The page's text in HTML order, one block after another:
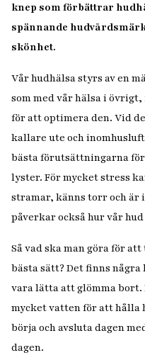
knep som förbättrar
spännande
skönhet.
Vår hudhälsa styrs av en
som med vår hälsa i
för att optimera den. Vid
kallare ute och
bästa förutsättningarna
lyster. För mycket stress
stramar, känns torr och är
påverkar också hur vår hud
Så vad ska man göra för
bästa sätt? Det finns
vara lätta att glömma
mycket vatten för att hålla
börja och avsluta dagen
dagen.